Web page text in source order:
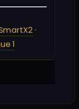
·
1